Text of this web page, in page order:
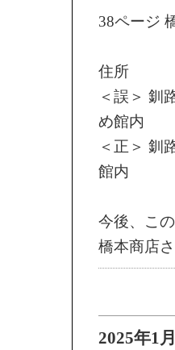
38ページ
住所
＜誤＞ 釧
め館内
＜正＞ 釧
館内
今後、こ
橋本商店
2025年1